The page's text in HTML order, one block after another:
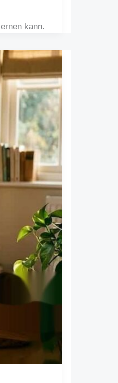
kann.